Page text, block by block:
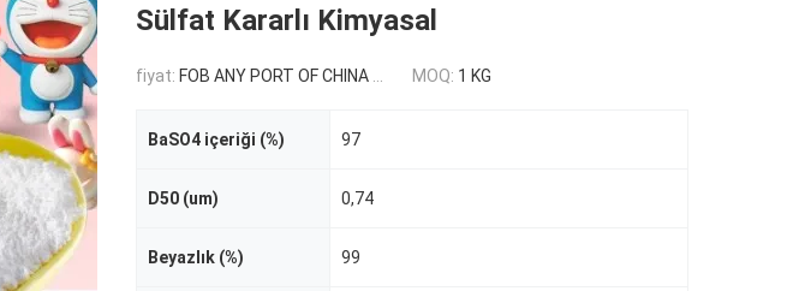
Sülfat Kararlı Kimyasal
fiyat: FOB ANY PORT OF CHINA USD 0.3-0.9/kg MOQ: 1 KG
BaSO4 içeriği (%) 97
D50 (um) 0,74
Beyazlık (%) 99